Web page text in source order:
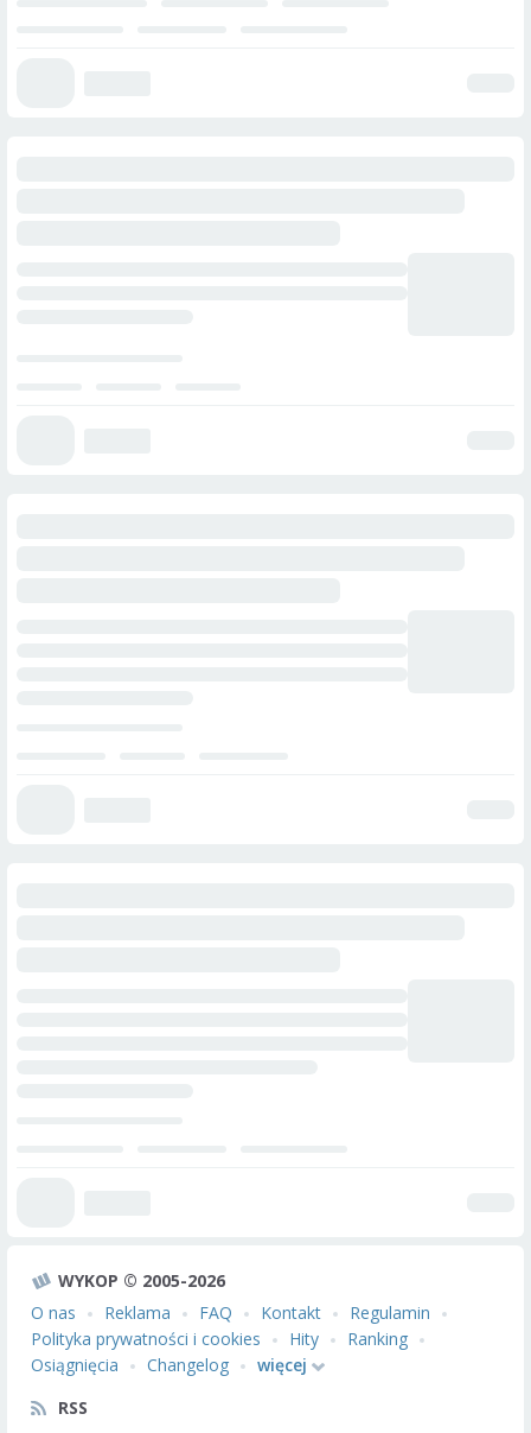
WYKOP © 2005-2026
O nas
Reklama FAQ Kontakt
Regulamin
Polityka prywatności i cookies
Hity
Ranking
Osiągnięcia
Changelog
więcej
RSS